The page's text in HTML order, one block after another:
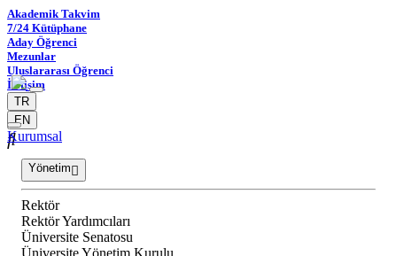
Akademik Takvim
7/24 Kütüphane
Aday Öğrenci
Mezunlar
Uluslararası Öğrenci
İletişim
TR
EN
Kurumsal
Yönetim
Rektör
Rektör Yardımcıları
Üniversite Senatosu